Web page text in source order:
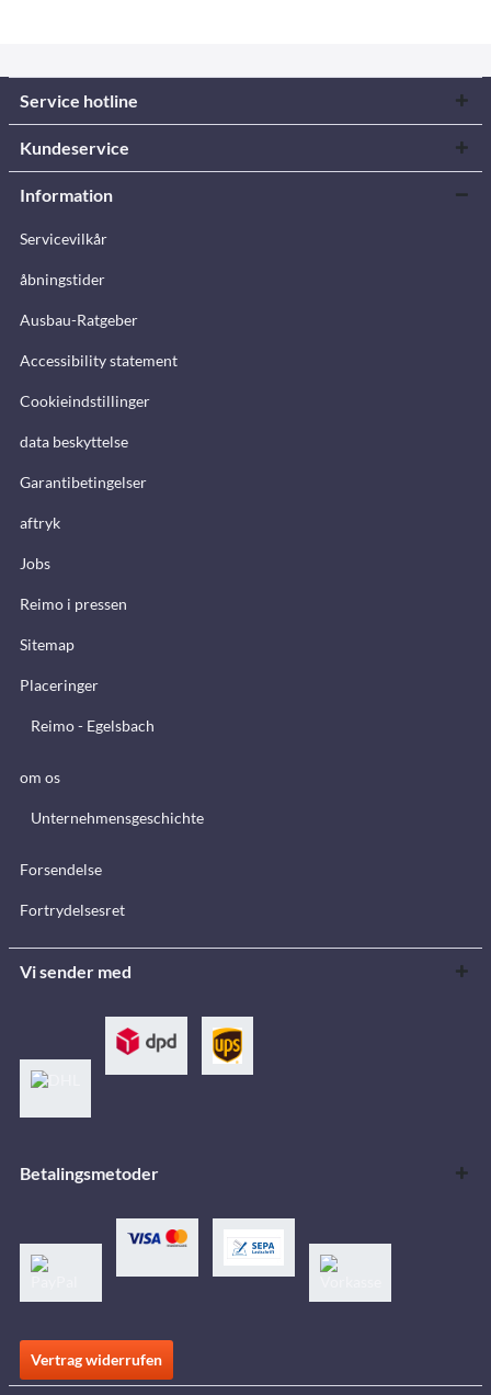
Service hotline
Kundeservice
Information
Servicevilkår
åbningstider
Ausbau-Ratgeber
Accessibility statement
Cookieindstillinger
data beskyttelse
Garantibetingelser
aftryk
Jobs
Reimo i pressen
Sitemap
Placeringer
Reimo - Egelsbach
om os
Unternehmensgeschichte
Forsendelse
Fortrydelsesret
Vi sender med
Betalingsmetoder
Vertrag widerrufen